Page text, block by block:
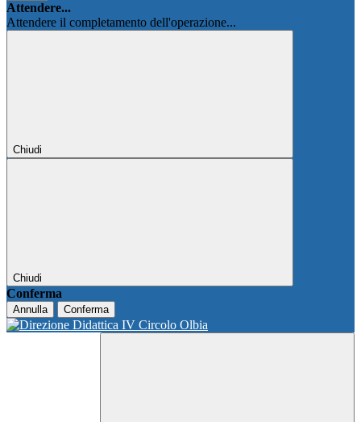
Attendere...
Attendere il completamento dell'operazione...
Chiudi
Chiudi
Conferma
Annulla Conferma